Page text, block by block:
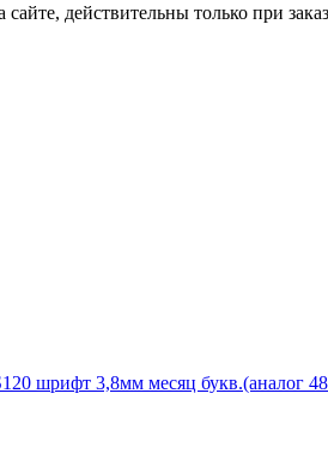
действительны только при
шрифт 3,8мм месяц букв.(аналог